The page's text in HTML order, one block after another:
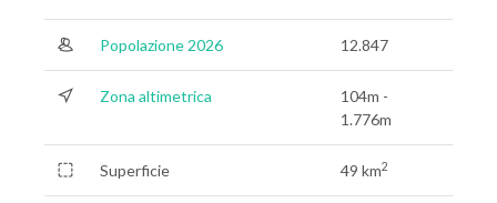
Popolazione 2026 12.847
Zona altimetrica
104m -
1.776m
Superficie 49 km2